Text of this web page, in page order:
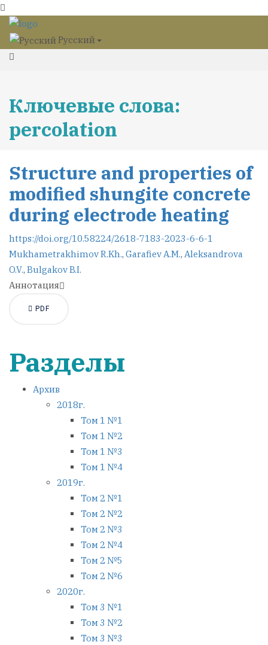
Русский
Ключевые слова:
percolation
Structure and properties of
modified shungite concrete
during electrode heating
https://doi.org/10.58224/2618-7183-2023-6-6-1
Mukhametrakhimov R.Kh., Garafiev A.M., Aleksandrova
O.V., Bulgakov B.I.
Аннотация
PDF
Разделы
Архив
2018г.
Том 1 №1
Том 1 №2
Том 1 №3
Том 1 №4
2019г.
Том 2 №1
Том 2 №2
Том 2 №3
Том 2 №4
Том 2 №5
Том 2 №6
2020г.
Том 3 №1
Том 3 №2
Том 3 №3